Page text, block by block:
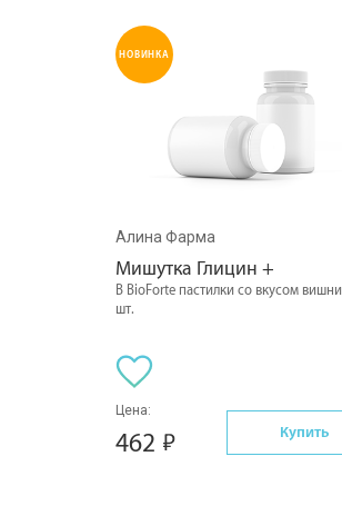
НОВИНКА
Алина Фарма
Мишутка Глицин +
В BioForte пастилки со вкусом
шт.
Цена:
462 Купить